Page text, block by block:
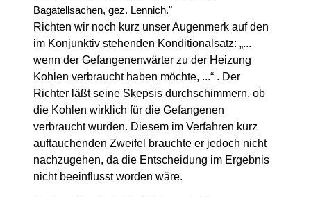
Bagatellsachen, gez. Lennich."
Richten wir noch kurz unser Augenmerk auf den
im Konjunktiv stehenden Konditionalsatz: „...
wenn der Gefangenenwärter zu der Heizung
Kohlen verbraucht haben möchte, ...“ . Der
Richter läßt seine Skepsis durchschimmern, ob
die Kohlen wirklich für die Gefangenen
verbraucht wurden. Diesem im Verfahren kurz
auftauchenden Zweifel brauchte er jedoch nicht
nachzugehen, da die Entscheidung im Ergebnis
nicht beeinflusst worden wäre.